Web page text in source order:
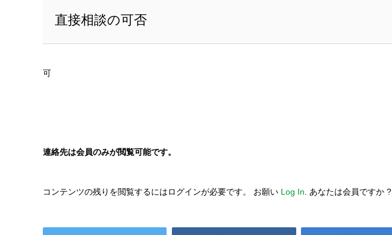
直接相談の可否
可
連絡先は会員のみが閲覧可能です。
コンテンツの残りを閲覧するにはログインが必要です。 お願い Log In . あなたは会員ですか ?